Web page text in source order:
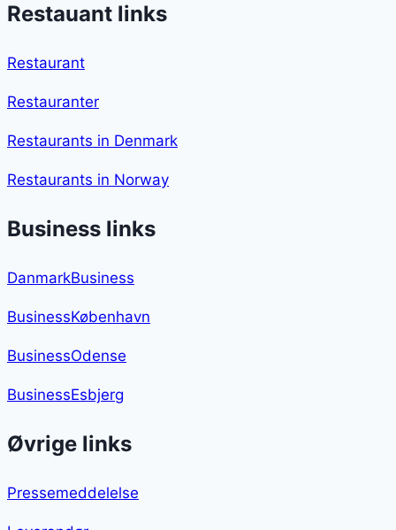
Restauant links
Restaurant
Restauranter
Restaurants in Denmark
Restaurants in Norway
Business links
DanmarkBusiness
BusinessKøbenhavn
BusinessOdense
BusinessEsbjerg
Øvrige links
Pressemeddelelse